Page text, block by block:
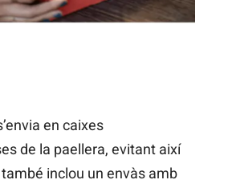
en caixes
de la paellera, evitant així
inclou un envàs amb